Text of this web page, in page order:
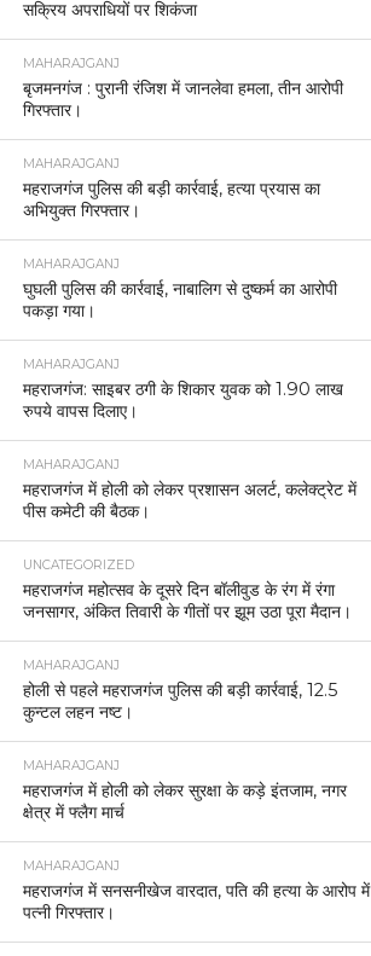
सक्रिय अपराधियों पर शिकंजा
MAHARAJGANJ
बृजमनगंज : पुरानी रंजिश में जानलेवा हमला, तीन आरोपी
गिरफ्तार।
MAHARAJGANJ
महराजगंज पुलिस की बड़ी कार्रवाई, हत्या प्रयास का
अभियुक्त गिरफ्तार।
MAHARAJGANJ
घुघली पुलिस की कार्रवाई, नाबालिग से दुष्कर्म का आरोपी
पकड़ा गया।
MAHARAJGANJ
महराजगंज: साइबर ठगी के शिकार युवक को 1.90 लाख
रुपये वापस दिलाए।
MAHARAJGANJ
महराजगंज में होली को लेकर प्रशासन अलर्ट, कलेक्ट्रेट में
पीस कमेटी की बैठक।
UNCATEGORIZED
महराजगंज महोत्सव के दूसरे दिन बॉलीवुड के रंग में रंगा
जनसागर, अंकित तिवारी के गीतों पर झूम उठा पूरा मैदान।
MAHARAJGANJ
होली से पहले महराजगंज पुलिस की बड़ी कार्रवाई, 12.5
कुन्टल लहन नष्ट।
MAHARAJGANJ
महराजगंज में होली को लेकर सुरक्षा के कड़े इंतजाम, नगर
क्षेत्र में फ्लैग मार्च
MAHARAJGANJ
महराजगंज में सनसनीखेज वारदात, पति की हत्या के आरोप में
पत्नी गिरफ्तार।